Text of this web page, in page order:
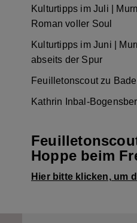
Kulturtipps im Juli |
Roman voller Soul
Kulturtipps im Juni |
abseits der Spur
Feuilletonscoutzu
Kathrin Inbal-
Hoppe beim
Hier bitte klicken, um